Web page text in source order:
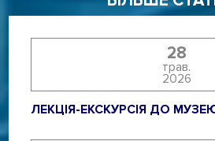
28
трав.
2026
ЛЕКЦІЯ-ЕКСКУРСІЯ ДО